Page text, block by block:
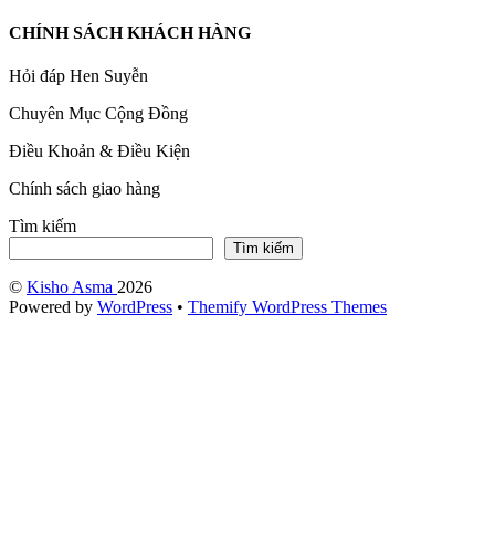
CHÍNH SÁCH KHÁCH HÀNG
Hỏi đáp Hen Suyễn
Chuyên Mục Cộng Đồng
Điều Khoản & Điều Kiện
Chính sách giao hàng
Tìm kiếm
Tìm kiếm
© Kisho Asma 2026
Powered by WordPress • Themify WordPress Themes